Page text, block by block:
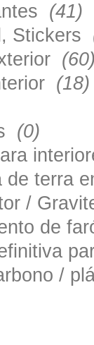
(41)
Stickers
(18)
(0)
de terra
/
de
/